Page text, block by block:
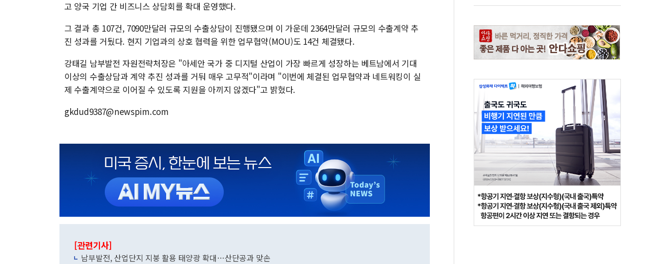
고 양국 기업 간 비즈니스 상담회를 확대 운영했다.
그 결과 총 107건, 7090만달러 규모의 수출상담이 진행됐으며 이 가운데 2364만달러 규모의 수출계약 추
진 성과를 거뒀다. 현지 기업과의 상호 협력을 위한 업무협약(MOU)도 14건 체결됐다.
강태길 남부발전 자원전략처장은 "아세안 국가 중 디지털 산업이 가장 빠르게 성장하는 베트남에서 기대
이상의 수출상담과 계약 추진 성과를 거둬 매우 고무적"이라며 "이번에 체결된 업무협약과 네트워킹이 실
제 수출계약으로 이어질 수 있도록 지원을 아끼지 않겠다"고 밝혔다.
gkdud9387@newspim.com
[관련기사]
남부발전, 산업단지 지붕 활용 태양광 확대…산단공과 맞손